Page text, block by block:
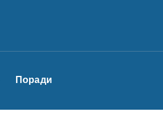
Поради